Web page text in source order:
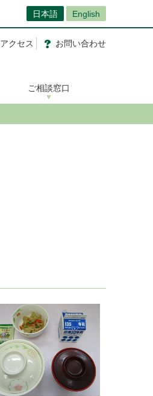
日本語 English
アクセス お問い合わせ
ご相談窓口